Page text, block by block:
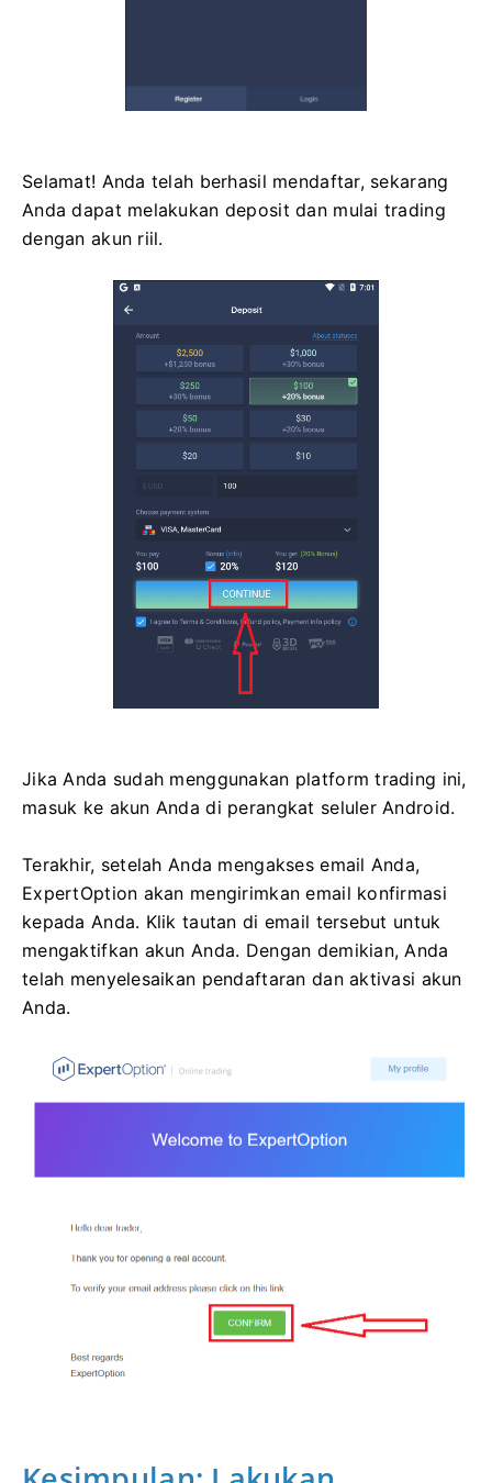
Selamat! Anda telah berhasil mendaftar, sekarang
Anda dapat melakukan deposit dan mulai trading
dengan akun riil.
Jika Anda sudah menggunakan platform trading ini,
masuk ke akun Anda di perangkat seluler Android.
Terakhir, setelah Anda mengakses email Anda,
ExpertOption akan mengirimkan email konfirmasi
kepada Anda. Klik tautan di email tersebut untuk
mengaktifkan akun Anda. Dengan demikian, Anda
telah menyelesaikan pendaftaran dan aktivasi akun
Anda.